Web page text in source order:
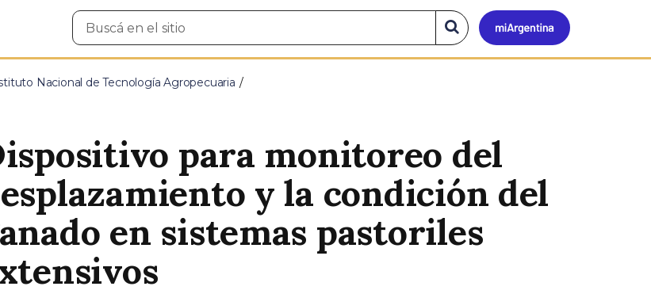
Mi
Buscar
en
Buscar
en
el
Nacional de Tecnología Agropecuaria
para monitoreo del
y la condición del
en sistemas pastoriles